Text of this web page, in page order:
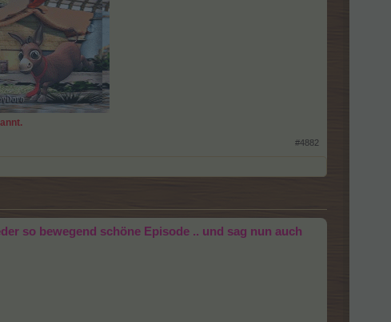
#4882
so bewegend schöne Episode .. und sag nun auch